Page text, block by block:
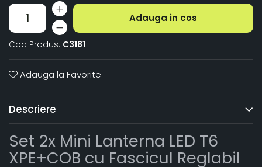
Adauga in cos
Cod Produs: C3181
Adauga la Favorite
Descriere
Set 2x Mini Lanterna LED T6
XPE+COB cu Fascicul Reglabil